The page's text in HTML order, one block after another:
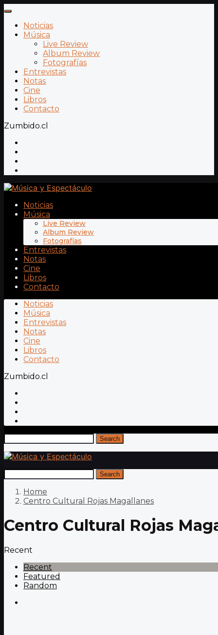
Noticias
Música
Live Review
Album Review
Fotografías
Entrevistas
Notas
Cine
Libros
Contacto
Zumbido.cl
Noticias
Música
Live Review
Album Review
Fotografías
Entrevistas
Notas
Cine
Libros
Contacto
Noticias
Música
Entrevistas
Notas
Cine
Libros
Contacto
Zumbido.cl
Search
Search
Home
Centro Cultural Rojas Magallanes
Centro Cultural Rojas
Recent
Recent
Featured
Random